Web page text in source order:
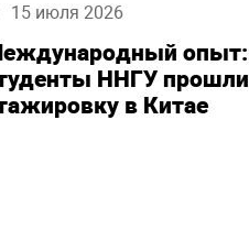
15 июля 2026
опыт:
ННГУ прошли
в Китае